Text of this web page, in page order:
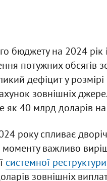
на 2024 рік і
потужних обсягів
дефіцит у
зовнішніх
як 40 млрд доларів на
року спливає
моменту важливо
системної
зовнішніх